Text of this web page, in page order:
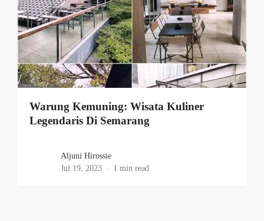
Warung Kemuning: Wisata Kuliner
Legendaris Di Semarang
Aljuni Hirossie
Jul 19, 2023
1 min read